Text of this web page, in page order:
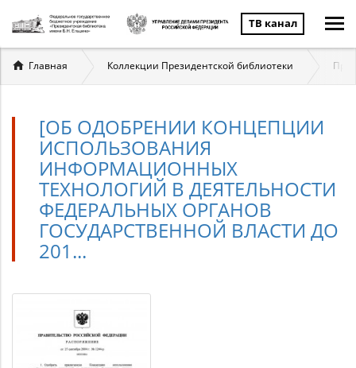
ТВ канал
Вы
здесь
Главная Коллекции Президентской библиотеки
[ОБ ОДОБРЕНИИ КОНЦЕПЦИИ
ИСПОЛЬЗОВАНИЯ
ИНФОРМАЦИОННЫХ
ТЕХНОЛОГИЙ В ДЕЯТЕЛЬНОСТИ
ФЕДЕРАЛЬНЫХ ОРГАНОВ
ГОСУДАРСТВЕННОЙ ВЛАСТИ ДО
201...